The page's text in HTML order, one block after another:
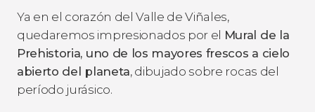
Ya en el corazón del Valle de Viñales,
quedaremos impresionados por el Mural de la
Prehistoria, uno de los mayores frescos a cielo
abierto del planeta, dibujado sobre rocas del
período jurásico.